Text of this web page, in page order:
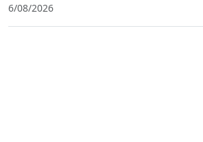
6/08/2026